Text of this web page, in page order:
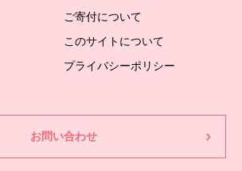
ご寄付について
このサイトについて
プライバシーポリシー
お問い合わせ